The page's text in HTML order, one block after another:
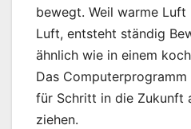
bewegt. Weil warme
Luft, entsteht ständig
ähnlich wie in einem
Das
für Schritt in die Zukunft
ziehen.